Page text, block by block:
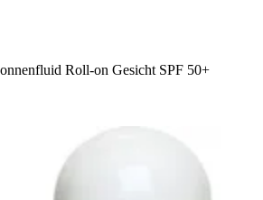
Roll-on Gesicht SPF 50+